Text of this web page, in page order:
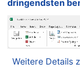
dringendsten
Weitere Details